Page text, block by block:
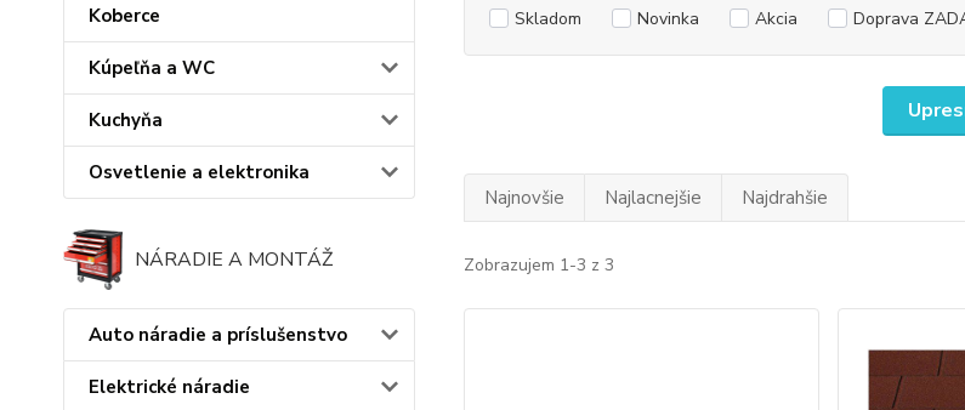
Koberce
Kúpeľňa a WC
Kuchyňa
Osvetlenie a elektronika
NÁRADIE A MONTÁŽ
Auto náradie a príslušenstvo
Elektrické náradie
Skladom Novinka Akcia Doprava
Najnovšie Najlacnejšie Najdrahšie
Zobrazujem 1-3 z 3